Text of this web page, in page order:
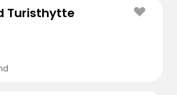
Turisthytte